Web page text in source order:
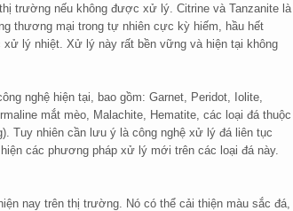
trường nếu không được xử lý. Citrine và Tanzanite là
thương mại trong tự nhiên cực kỳ hiếm, hầu hết
lý nhiệt. Xử lý này rất bền vững và hiện tại không
nghệ hiện tại, bao gồm: Garnet, Peridot, Iolite,
mắt mèo, Malachite, Hematite, các loại đá thuộc
Tuy nhiên cần lưu ý là công nghệ xử lý đá liên tục
các phương pháp xử lý mới trên các loại đá này.
nay trên thị trường. Nó có thể cải thiện màu sắc đá,